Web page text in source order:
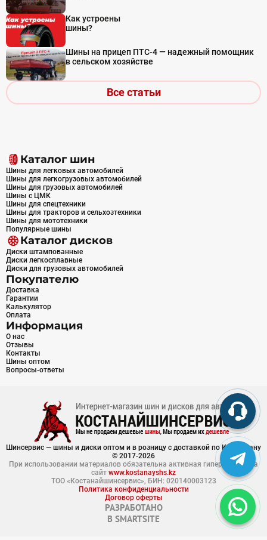
Как устроены
шины?
Шины на прицеп ПТС-4 — надежный помощник
в сельском хозяйстве
Все статьи
Каталог шин
Шины для легковых автомобилей
Шины для легкогрузовых автомобилей
Шины для грузовых автомобилей
Шины с ЦМК
Шины для спецтехники
Шины для тракторов и сельхозтехники
Шины для мототехники
Популярные шины
Каталог дисков
Диски штампованные
Диски легкосплавные
Диски для грузовых автомобилей
Покупателю
Доставка
Гарантии
Калькулятор
Оплата
Информация
О нас
Отзывы
Контакты
Шины оптом
Вопросы-ответы
Шинсервис — шины и диски оптом и в розницу с доставкой по Казахстану
© 2017-2026
При использовании материалов обязательна активная гиперссылка на
сайт www.kostanayshs.kz
ТОО «Костанайшинсервис», БИН: 020140003123
Политика конфиденциальности
Договор оферты
РАЗРАБОТАНО
В SMARTSITE